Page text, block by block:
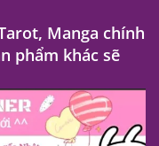
Manga chính
phẩm khác sẽ